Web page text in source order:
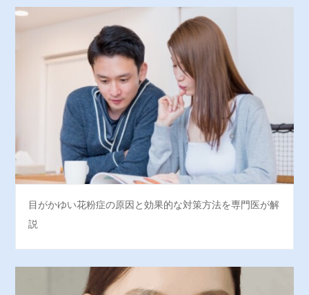
目がかゆい花粉症の原因と効果的な対策方法を専門医が解
説